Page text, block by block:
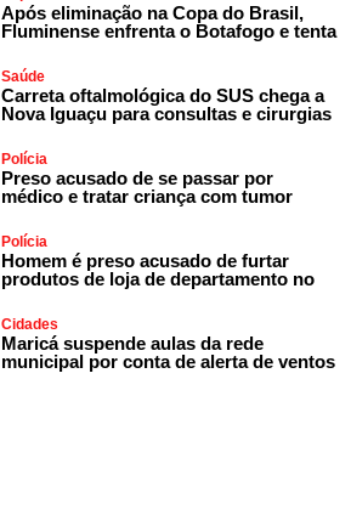
Após eliminação na Copa do Brasil,
Fluminense enfrenta o Botafogo e tenta
Saúde
Carreta oftalmológica do SUS chega a
Nova Iguaçu para consultas e cirurgias
Polícia
Preso acusado de se passar por
médico e tratar criança com tumor
Polícia
Homem é preso acusado de furtar
produtos de loja de departamento no
Cidades
Maricá suspende aulas da rede
municipal por conta de alerta de ventos